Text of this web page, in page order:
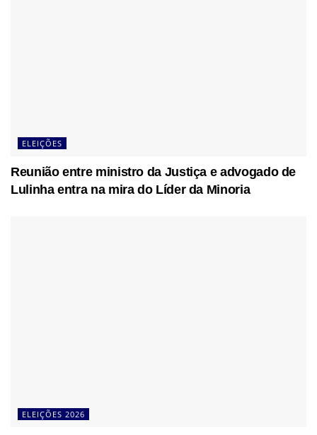
ELEIÇÕES
Reunião entre ministro da Justiça e advogado de
Lulinha entra na mira do Líder da Minoria
ELEIÇÕES 2026